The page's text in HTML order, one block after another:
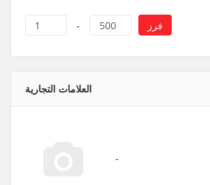
1 - 500 فرز
العلامات التجارية